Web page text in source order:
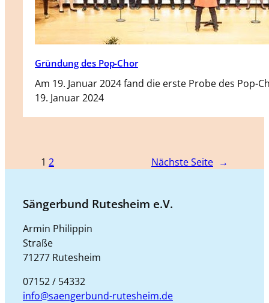
Gründung des Pop-Chor
Am 19. Januar 2024 fand die erste Probe des Pop-
19. Januar 2024
1 2 Nächste Seite →
Sängerbund Rutesheim e.V.
Armin Philippin
Straße
71277 Rutesheim
07152 / 54332
info@saengerbund-rutesheim.de